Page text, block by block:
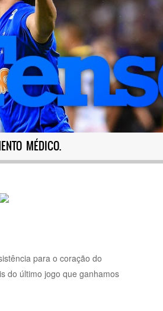
MÉDICO.
para o coração do
do último jogo que ganhamos